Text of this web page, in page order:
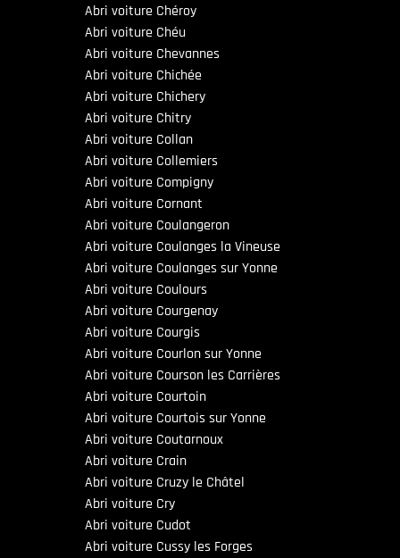
Abri voiture Chéroy
Abri voiture Chéu
Abri voiture Chevannes
Abri voiture Chichée
Abri voiture Chichery
Abri voiture Chitry
Abri voiture Collan
Abri voiture Collemiers
Abri voiture Compigny
Abri voiture Cornant
Abri voiture Coulangeron
Abri voiture Coulanges la Vineuse
Abri voiture Coulanges sur Yonne
Abri voiture Coulours
Abri voiture Courgenay
Abri voiture Courgis
Abri voiture Courlon sur Yonne
Abri voiture Courson les Carrières
Abri voiture Courtoin
Abri voiture Courtois sur Yonne
Abri voiture Coutarnoux
Abri voiture Crain
Abri voiture Cruzy le Châtel
Abri voiture Cry
Abri voiture Cudot
Abri voiture Cussy les Forges